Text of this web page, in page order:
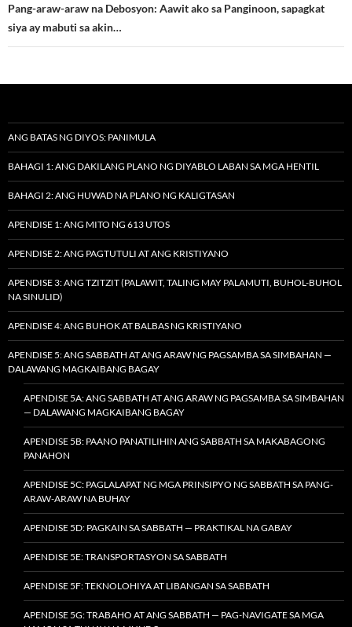
Pang-araw-araw na Debosyon: Aawit ako sa Panginoon, sapagkat
siya ay mabuti sa akin…
ANG BATAS NG DIYOS: PANIMULA
BAHAGI 1: ANG DAKILANG PLANO NG DIYABLO LABAN SA MGA HENTIL
BAHAGI 2: ANG HUWAD NA PLANO NG KALIGTASAN
APENDISE 1: ANG MITO NG 613 UTOS
APENDISE 2: ANG PAGTUTULI AT ANG KRISTIYANO
APENDISE 3: ANG TZITZIT (PALAWIT, TALING MAY PALAMUTI, BUHOL-BUHOL
NA SINULID)
APENDISE 4: ANG BUHOK AT BALBAS NG KRISTIYANO
APENDISE 5: ANG SABBATH AT ANG ARAW NG PAGSAMBA SA SIMBAHAN —
DALAWANG MAGKAIBANG BAGAY
APENDISE 5A: ANG SABBATH AT ANG ARAW NG PAGSAMBA SA SIMBAHAN
— DALAWANG MAGKAIBANG BAGAY
APENDISE 5B: PAANO PANATILIHIN ANG SABBATH SA MAKABAGONG
PANAHON
APENDISE 5C: PAGLALAPAT NG MGA PRINSIPYO NG SABBATH SA PANG-
ARAW-ARAW NA BUHAY
APENDISE 5D: PAGKAIN SA SABBATH — PRAKTIKAL NA GABAY
APENDISE 5E: TRANSPORTASYON SA SABBATH
APENDISE 5F: TEKNOLOHIYA AT LIBANGAN SA SABBATH
APENDISE 5G: TRABAHO AT ANG SABBATH — PAG-NAVIGATE SA MGA